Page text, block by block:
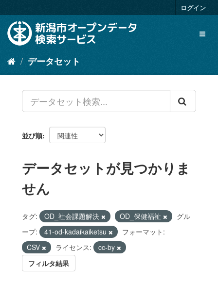
キ
容
ログイン
データセット
並び順
データセットが見つかりま
せん
タグ: OD_社会課題解決 OD_保健福祉
グル
ープ:
41-od-kadaikaiketsu
フォーマット:
CSV
ライセンス:
cc-by
フィルタ結果